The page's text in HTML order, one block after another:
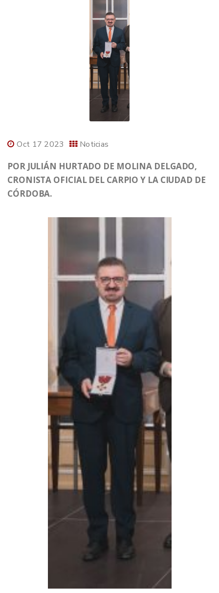
Oct 17 2023 Noticias
POR JULIÁN HURTADO DE MOLINA DELGADO,
CRONISTA OFICIAL DEL CARPIO Y LA CIUDAD DE
CÓRDOBA.